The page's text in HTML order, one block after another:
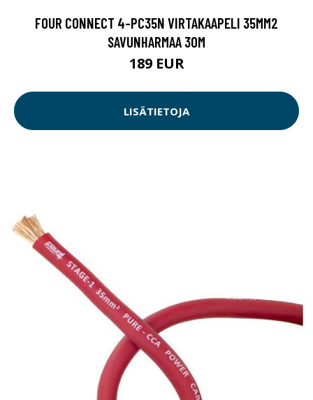
FOUR CONNECT 4-PC35N VIRTAKAAPELI 35MM2
SAVUNHARMAA 30M
189 EUR
LISÄTIETOJA